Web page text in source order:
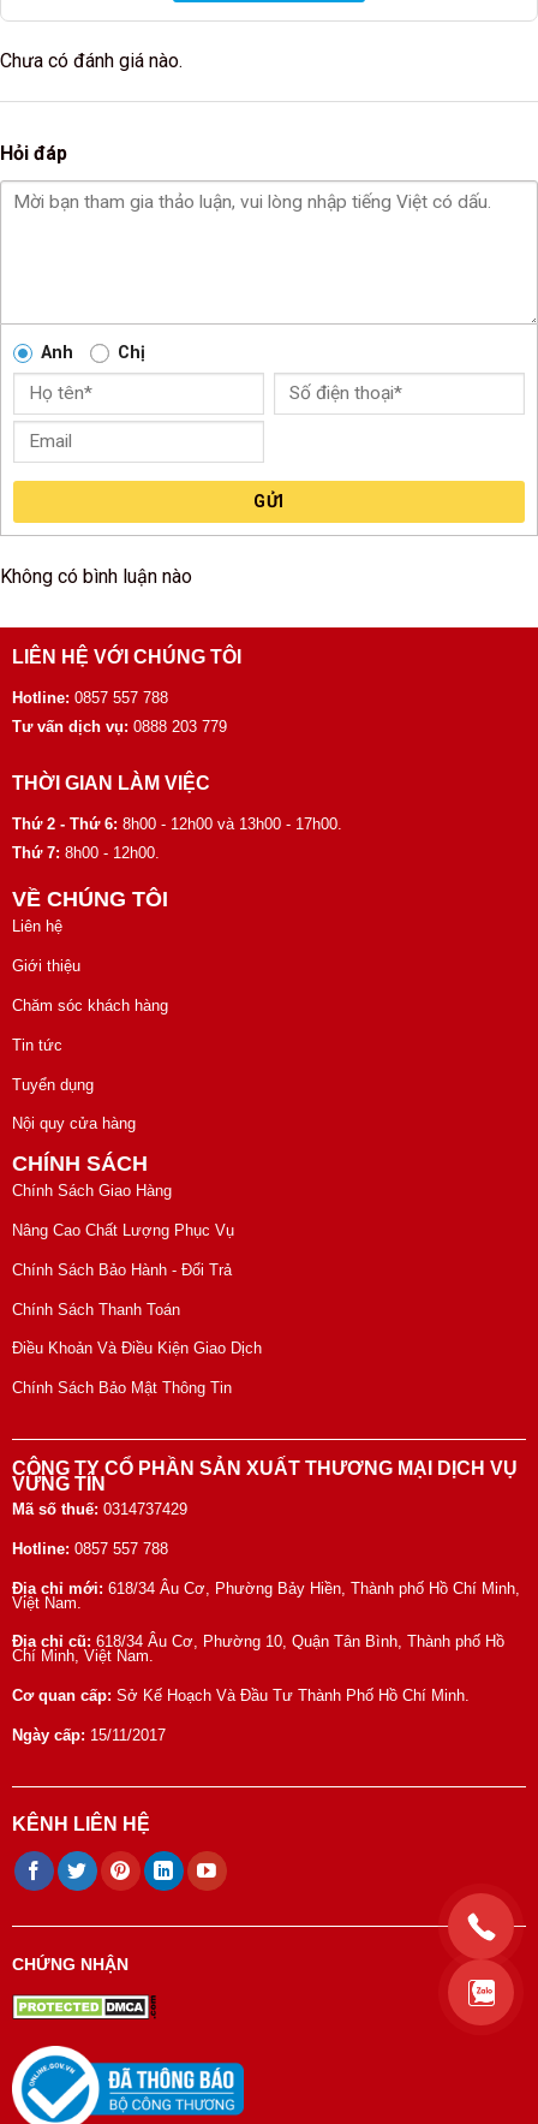
Chưa có đánh giá nào.
Hỏi đáp
Anh Chị
GỬI
Không có bình luận nào
LIÊN HỆ VỚI CHÚNG TÔI
Hotline: 0857 557 788
Tư vấn dịch vụ: 0888 203 779
THỜI GIAN LÀM VIỆC
Thứ 2 - Thứ 6: 8h00 - 12h00 và 13h00 - 17h00.
Thứ 7: 8h00 - 12h00.
VỀ CHÚNG TÔI
Liên hệ
Giới thiệu
Chăm sóc khách hàng
Tin tức
Tuyển dụng
Nội quy cửa hàng
CHÍNH SÁCH
Chính Sách Giao Hàng
Nâng Cao Chất Lượng Phục Vụ
Chính Sách Bảo Hành - Đổi Trả
Chính Sách Thanh Toán
Điều Khoản Và Điều Kiện Giao Dịch
Chính Sách Bảo Mật Thông Tin
CÔNG TY CỔ PHẦN SẢN XUẤT THƯƠNG MẠI DỊCH VỤ
VỮNG TÍN
Mã số thuế: 0314737429
Hotline: 0857 557 788
Địa chỉ mới: 618/34 Âu Cơ, Phường Bảy Hiền, Thành phố Hồ Chí Minh,
Việt Nam.
Địa chỉ cũ: 618/34 Âu Cơ, Phường 10, Quận Tân Bình, Thành phố Hồ
Chí Minh, Việt Nam.
Cơ quan cấp: Sở Kế Hoạch Và Đầu Tư Thành Phố Hồ Chí Minh.
Ngày cấp: 15/11/2017
KÊNH LIÊN HỆ
CHỨNG NHẬN